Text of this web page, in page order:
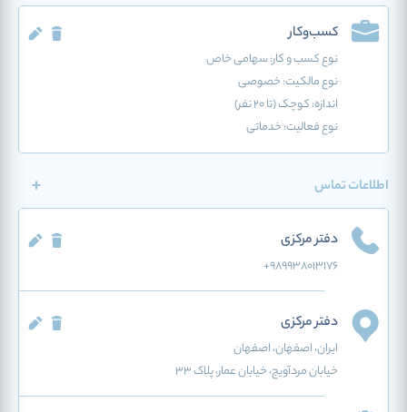
کسب‌وکار
نوع کسب و کار:سهامی خاص
نوع مالکیت: خصوصی
اندازه: کوچک (تا 20 نفر)
نوع فعالیت:خدماتی
اطلاعات تماس
دفتر مرکزی
+989938013176
دفتر مرکزی
ایران، اصفهان، اصفهان
خیابان مردآویج، خیابان عمار، پلاک 33